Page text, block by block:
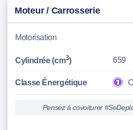
Moteur / Carrosserie
Motorisation
Cylindrée (cm3) 659
Classe Énergétique
Pensez à covoiturer